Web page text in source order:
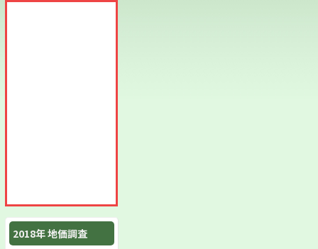
2018年 地価調査